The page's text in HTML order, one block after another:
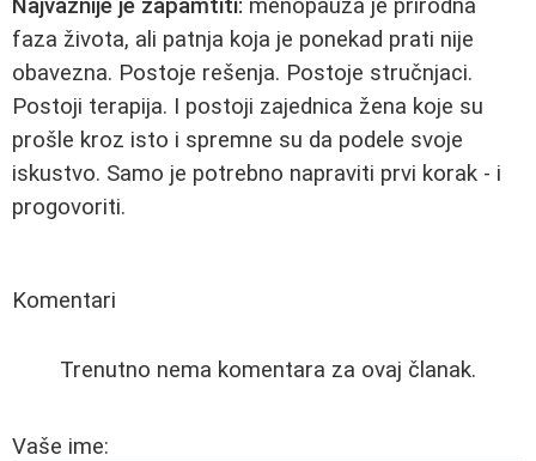
Najvažnije je zapamtiti: menopauza je prirodna
faza života, ali patnja koja je ponekad prati nije
obavezna. Postoje rešenja. Postoje stručnjaci.
Postoji terapija. I postoji zajednica žena koje su
prošle kroz isto i spremne su da podele svoje
iskustvo. Samo je potrebno napraviti prvi korak - i
progovoriti.
Komentari
Trenutno nema komentara za ovaj članak.
Vaše ime: